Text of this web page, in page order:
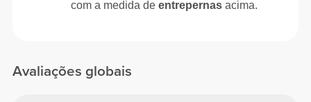
Avaliações globais
com a medida deentrepernas acima.